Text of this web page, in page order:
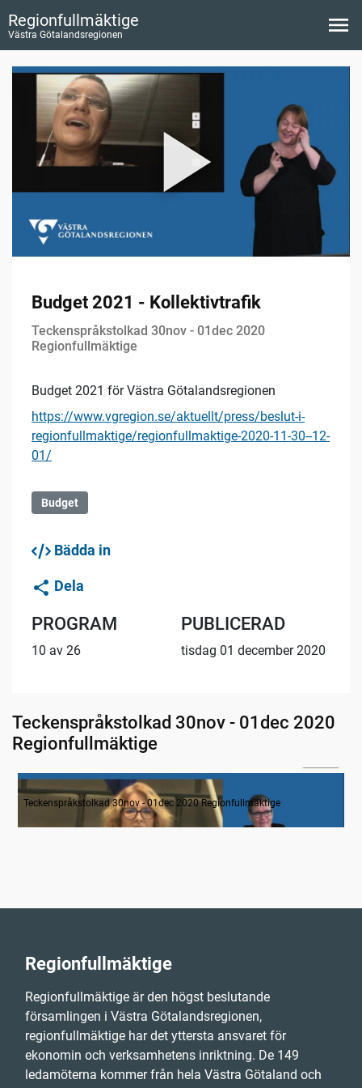
Regionfullmäktige
Västra Götalandsregionen
Budget 2021 - Kollektivtrafik
Teckenspråkstolkad 30nov - 01dec 2020
Regionfullmäktige
Budget 2021 för Västra Götalandsregionen
https://www.vgregion.se/aktuellt/press/beslut-i-
regionfullmaktige/regionfullmaktige-2020-11-30--12-
01/
Budget
Bädda in
Dela
PROGRAM
10 av 26
PUBLICERAD
tisdag 01 december 2020
Teckenspråkstolkad 30nov - 01dec 2020
Regionfullmäktige
Inledande formalia
Teckenspråkstolkad 30nov - 01dec 2020 Regionfullmäktige
Regionfullmäktige
Regionfullmäktige är den högst beslutande
församlingen i Västra Götalandsregionen,
regionfullmäktige har det yttersta ansvaret för
ekonomin och verksamhetens inriktning. De 149
ledamöterna kommer från hela Västra Götaland och